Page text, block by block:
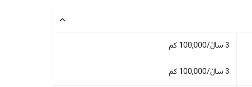
3 ساڵ/100,000 کم
3 ساڵ/100,000 کم